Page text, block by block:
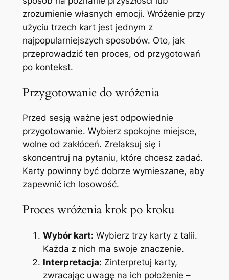
zrozumienie własnych emocji. Wróżenie przy
użyciu trzech kart jest jednym z
najpopularniejszych sposobów. Oto, jak
przeprowadzić ten proces, od przygotowań
po kontekst.
Przygotowanie do wróżenia
Przed sesją ważne jest odpowiednie
przygotowanie. Wybierz spokojne miejsce,
wolne od zakłóceń. Zrelaksuj się i
skoncentruj na pytaniu, które chcesz zadać.
Karty powinny być dobrze wymieszane, aby
zapewnić ich losowość.
Proces wróżenia krok po kroku
Wybór kart: Wybierz trzy karty z talii.
Każda z nich ma swoje znaczenie.
Interpretacja: Zinterpretuj karty,
zwracając uwagę na ich położenie –